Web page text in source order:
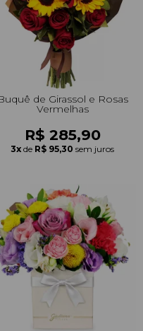
de Girassol e Rosas
Vermelhas
R$ 285,90
3x de R$ 95,30 sem juros